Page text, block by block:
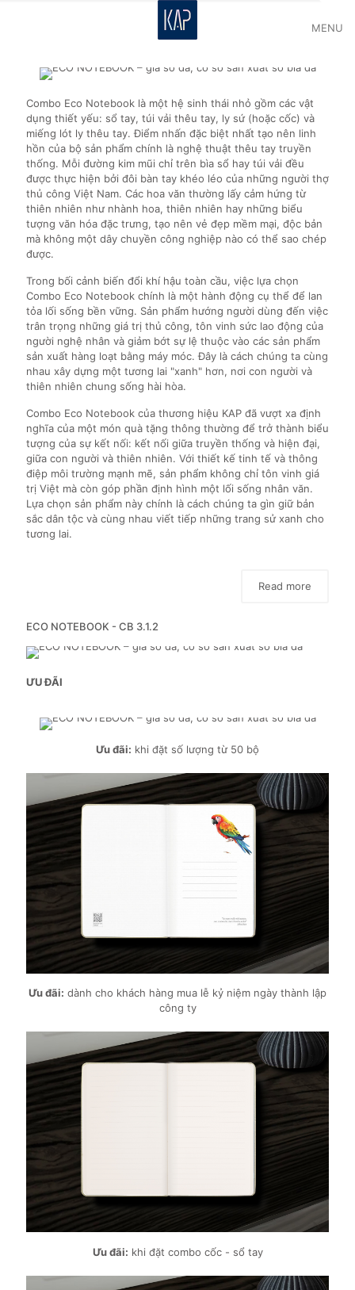
MENU
Combo Eco Notebook là một hệ sinh thái nhỏ gồm các vật
dụng thiết yếu: sổ tay, túi vải thêu tay, ly sứ (hoặc cốc) và
miếng lót ly thêu tay. Điểm nhấn đặc biệt nhất tạo nên linh
hồn của bộ sản phẩm chính là nghệ thuật thêu tay truyền
thống. Mỗi đường kim mũi chỉ trên bìa sổ hay túi vải đều
được thực hiện bởi đôi bàn tay khéo léo của những người thợ
thủ công Việt Nam. Các hoa văn thường lấy cảm hứng từ
thiên nhiên như nhành hoa, thiên nhiên hay những biểu
tượng văn hóa đặc trưng, tạo nên vẻ đẹp mềm mại, độc bản
mà không một dây chuyền công nghiệp nào có thể sao chép
được.
Trong bối cảnh biến đổi khí hậu toàn cầu, việc lựa chọn
Combo Eco Notebook chính là một hành động cụ thể để lan
tỏa lối sống bền vững. Sản phẩm hướng người dùng đến việc
trân trọng những giá trị thủ công, tôn vinh sức lao động của
người nghệ nhân và giảm bớt sự lệ thuộc vào các sản phẩm
sản xuất hàng loạt bằng máy móc. Đây là cách chúng ta cùng
nhau xây dựng một tương lai "xanh" hơn, nơi con người và
thiên nhiên chung sống hài hòa.
Combo Eco Notebook của thương hiệu KAP đã vượt xa định
nghĩa của một món quà tặng thông thường để trở thành biểu
tượng của sự kết nối: kết nối giữa truyền thống và hiện đại,
giữa con người và thiên nhiên. Với thiết kế tinh tế và thông
điệp môi trường mạnh mẽ, sản phẩm không chỉ tôn vinh giá
trị Việt mà còn góp phần định hình một lối sống nhân văn.
Lựa chọn sản phẩm này chính là cách chúng ta gìn giữ bản
sắc dân tộc và cùng nhau viết tiếp những trang sử xanh cho
tương lai.
Read more
ECO NOTEBOOK - CB 3.1.2
ƯU ĐÃI
Ưu đãi: khi đặt số lượng từ 50 bộ
Ưu đãi: dành cho khách hàng mua lễ kỷ niệm ngày thành lập
công ty
Ưu đãi: khi đặt combo cốc - sổ tay